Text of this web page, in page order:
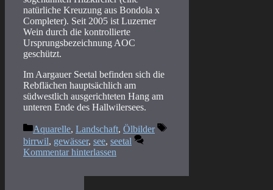
natürliche Kreuzung aus Bondola x
Completer). Seit 2005 ist Luzerner
Wein durch die kontrollierte
Ursprungsbezeichnung AOC
geschützt.
Im Aargauer Seetal befinden sich die
Rebflächen hauptsächlich am
südwestlich ausgerichteten Hang am
unteren Ende des Hallwilersees.
Kategorien
Aquarelle, Landschaft, Ölbilder
Schlagwörter
birrwil, gewässer, see, seetal
Kommentar hinterlassen